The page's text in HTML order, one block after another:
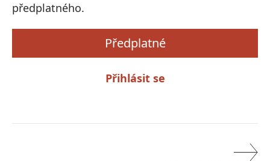
předplatného.
Předplatné
Přihlásit se